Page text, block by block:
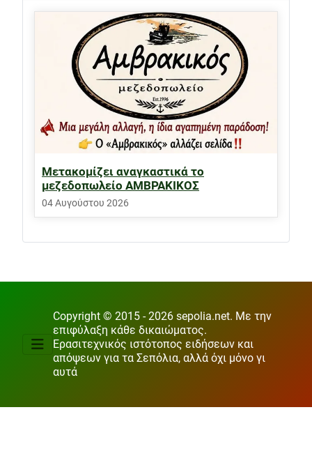
Μετακομίζει αναγκαστικά το
μεζεδοπωλείο ΑΜΒΡΑΚΙΚΟΣ
04 Αυγούστου 2026
Copyright © 2015 - 2026 sepolia.net. Με την
επιφύλαξη κάθε δικαιώματος.
Ερασιτεχνικός ιστότοπος ειδήσεων και
απόψεων για τα Σεπόλια, αλλά όχι μόνο γι
αυτά